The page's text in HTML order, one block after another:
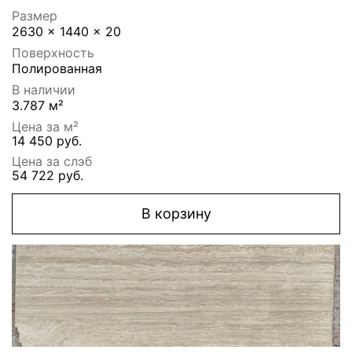
Размер
2630 x 1440 x 20
Поверхность
Полированная
В наличии
3.787 м²
Цена за м²
14 450 руб.
Цена за слэб
54 722 руб.
В корзину